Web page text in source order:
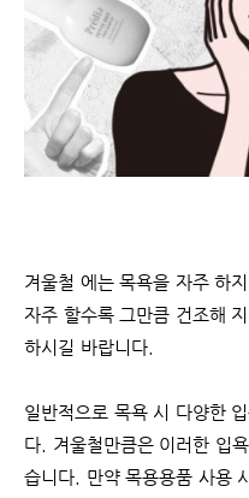
겨울철 에는 목욕을 자주 하
자주 할수록 그만큼 건조해
하시길 바랍니다.
일반적으로 목욕 시 다양한
다. 겨울철만큼은 이러한 입
습니다. 만약 목용용품 사용